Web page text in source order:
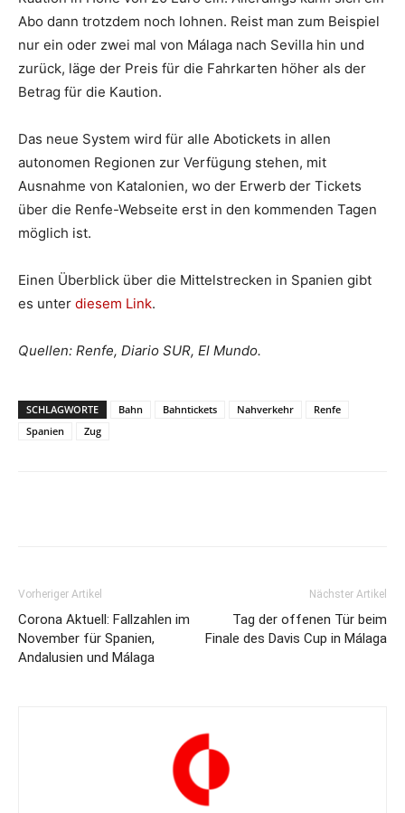
Abo dann trotzdem noch lohnen. Reist man zum Beispiel
nur ein oder zwei mal von Málaga nach Sevilla hin und
zurück, läge der Preis für die Fahrkarten höher als der
Betrag für die Kaution.
Das neue System wird für alle Abotickets in allen
autonomen Regionen zur Verfügung stehen, mit
Ausnahme von Katalonien, wo der Erwerb der Tickets
über die Renfe-Webseite erst in den kommenden Tagen
möglich ist.
Einen Überblick über die Mittelstrecken in Spanien gibt
es unter diesem Link.
Quellen: Renfe, Diario SUR, El Mundo.
SCHLAGWORTE Bahn Bahntickets Nahverkehr
Renfe
Spanien
Zug
Vorheriger Artikel
Corona Aktuell: Fallzahlen im
November für Spanien,
Andalusien und Málaga
Nächster Artikel
Tag der offenen Tür beim
Finale des Davis Cup in Málaga